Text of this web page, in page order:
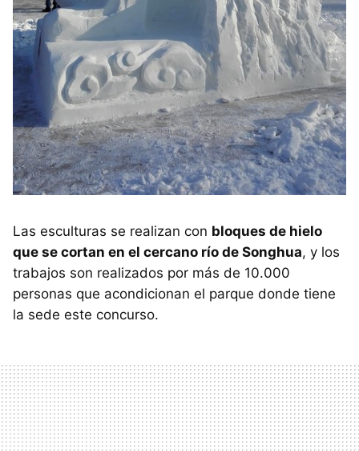
Las esculturas se realizan con bloques de hielo
que se cortan en el cercano río de Songhua, y los
trabajos son realizados por más de 10.000
personas que acondicionan el parque donde tiene
la sede este concurso.